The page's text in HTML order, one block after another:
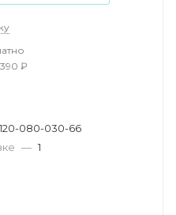
₽
120-080-030-66
— 1